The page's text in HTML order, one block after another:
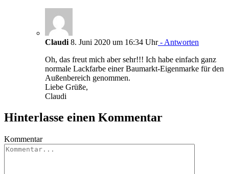
Claudi 8. Juni 2020 um 16:34 Uhr- Antworten
Oh, das freut mich aber sehr!!! Ich habe einfach ganz
normale Lackfarbe einer Baumarkt-Eigenmarke für den
Außenbereich genommen.
Liebe Grüße,
Claudi
Hinterlasse einen Kommentar
Kommentar